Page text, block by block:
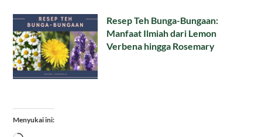
Resep Teh Bunga-Bungaan:
Manfaat Ilmiah dari Lemon
Verbena hingga Rosemary
Menyukai ini: